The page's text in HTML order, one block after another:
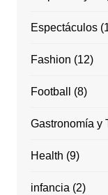
Espectáculos
Fashion (12)
Football (8)
Gastronomía y
Health (9)
infancia (2)